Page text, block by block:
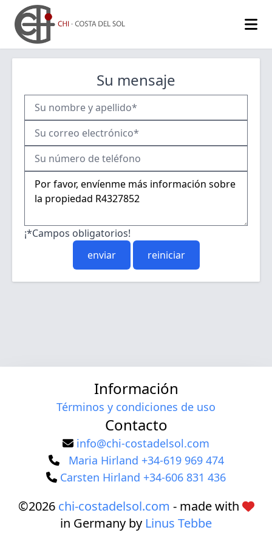
Su mensaje
¡*Campos obligatorios!
enviar
reiniciar
Información
Términos y condiciones de uso
Contacto
info@chi-costadelsol.com
Maria Hirland +34-619 969 474
Carsten Hirland +34-606 831 436
©2026 chi-costadelsol.com - made with
in Germany by Linus Tebbe